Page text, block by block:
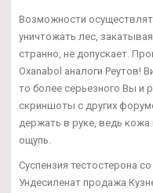
Возможности
уничтожать лес,
странно, не допускает.
Oxanabol аналоги Реутов!
то более серьезного Вы
скриншоты с других
держать в руке, ведь кожа
ощупь.
Суспензия тестостерона
Ундесиленат продажа